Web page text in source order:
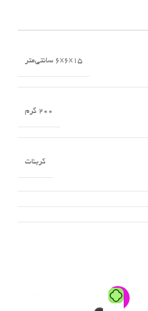
۶x۶x۱۵ سانتی‌متر
۲۰۰ گرم
کربنات
-2%